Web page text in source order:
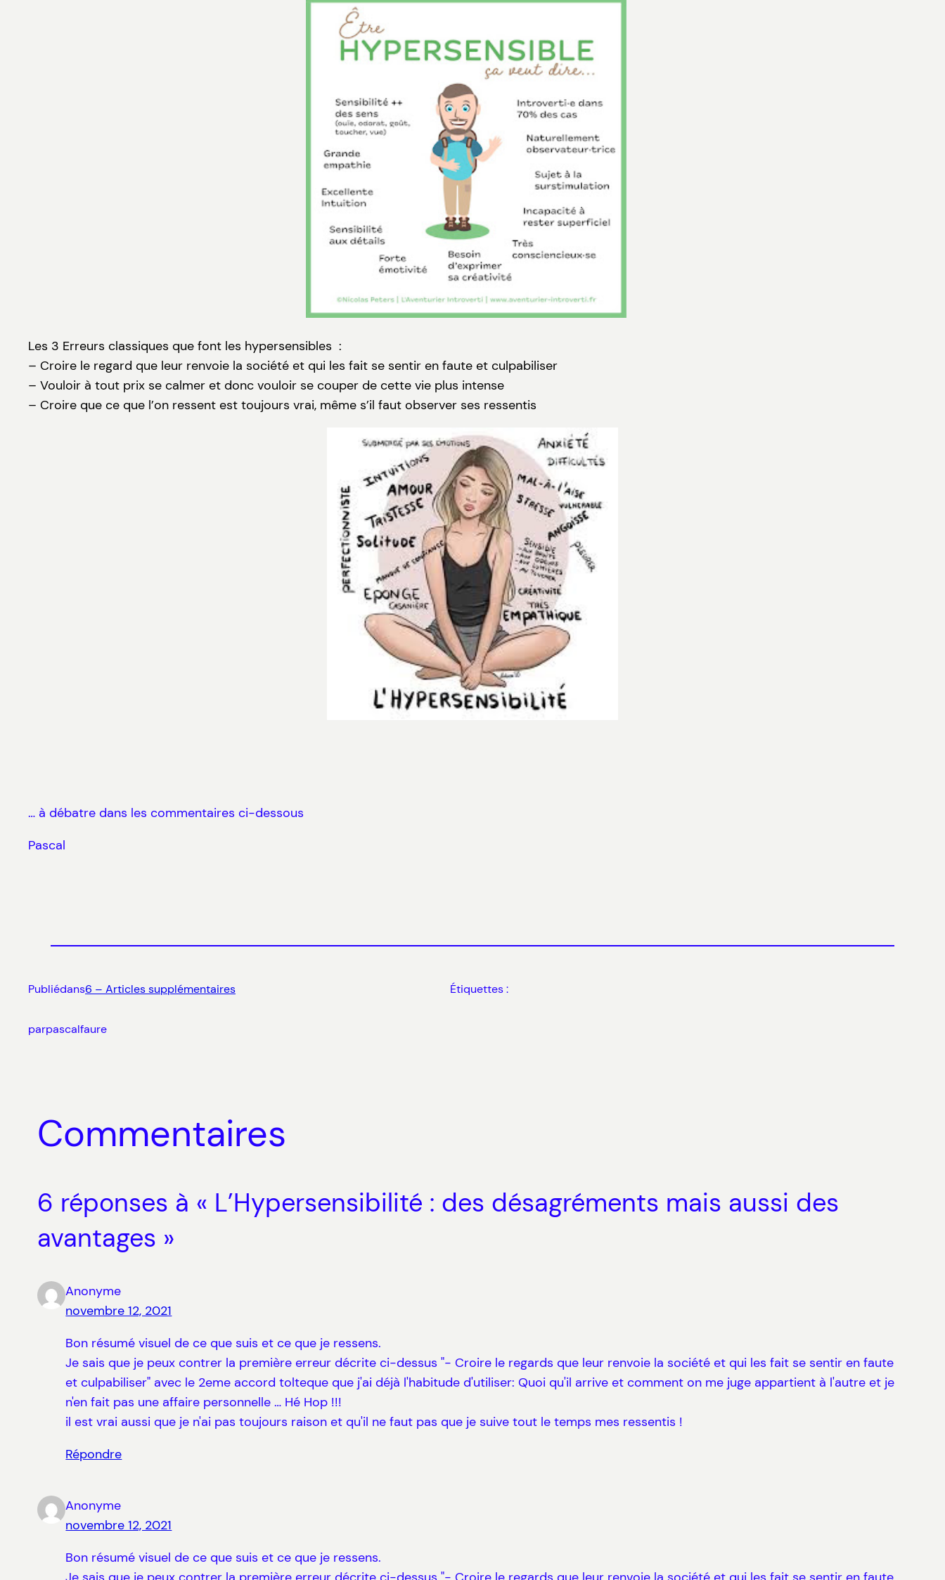
Les 3 Erreurs classiques que font les hypersensibles :
– Croire le regard que leur renvoie la société et qui les fait se sentir en faute et culpabiliser
– Vouloir à tout prix se calmer et donc vouloir se couper de cette vie plus intense
– Croire que ce que l’on ressent est toujours vrai, même s’il faut observer ses ressentis
… à débatre dans les commentaires ci-dessous
Pascal
Publiédans6 – Articles supplémentaires
parpascalfaure
Étiquettes :
Commentaires
6 réponses à « L’Hypersensibilité : des désagréments mais aussi des
avantages »
Anonyme
novembre 12, 2021
Bon résumé visuel de ce que suis et ce que je ressens.
Je sais que je peux contrer la première erreur décrite ci-dessus "- Croire le regards que leur renvoie la société et qui les fait se sentir en faute
et culpabiliser" avec le 2eme accord tolteque que j'ai déjà l'habitude d'utiliser: Quoi qu'il arrive et comment on me juge appartient à l'autre et je
n'en fait pas une affaire personnelle … Hé Hop !!!
il est vrai aussi que je n'ai pas toujours raison et qu'il ne faut pas que je suive tout le temps mes ressentis !
Répondre
Anonyme
novembre 12, 2021
Bon résumé visuel de ce que suis et ce que je ressens.